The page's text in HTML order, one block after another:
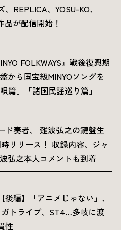
REPLICA、YOSU-KO、
品が配信開始！
FOLKWAYS』戦後復興期
から国宝級MINYOソングを
篇」「諸国民謡巡り篇」
ド奏者、 難波弘之の鍵盤生
リリース！ 収録内容、ジャ
弘之本人コメントも到着
編】「アニメじゃない」、
トライブ、ST4…多岐に渡
性